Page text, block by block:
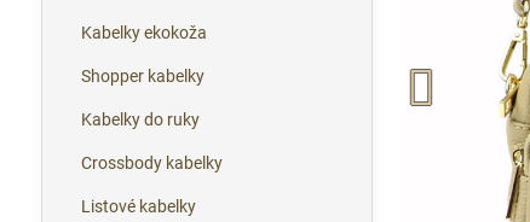
Kabelky ekokoža
Shopper kabelky
Kabelky do ruky
Crossbody kabelky
Listové kabelky